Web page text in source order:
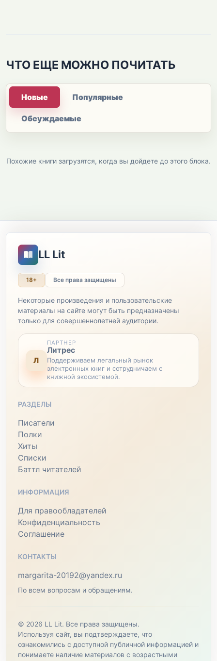
ЧТО ЕЩЕ МОЖНО ПОЧИТАТЬ
Новые Популярные
Обсуждаемые
Похожие книги загрузятся, когда вы дойдете до этого блока.
LL Lit
18+ Все права защищены
Некоторые произведения и пользовательские
материалы на сайте могут быть предназначены
только для совершеннолетней аудитории.
Л
ПАРТНЕР
Литрес
Поддерживаем легальный рынок
электронных книг и сотрудничаем с
книжной экосистемой.
РАЗДЕЛЫ
Писатели
Полки
Хиты
Списки
Баттл читателей
ИНФОРМАЦИЯ
Для правообладателей
Конфиденциальность
Соглашение
КОНТАКТЫ
margarita-20192@yandex.ru
По всем вопросам и обращениям.
© 2026 LL Lit. Все права защищены.
Используя сайт, вы подтверждаете, что
ознакомились с доступной публичной информацией и
понимаете наличие материалов с возрастными